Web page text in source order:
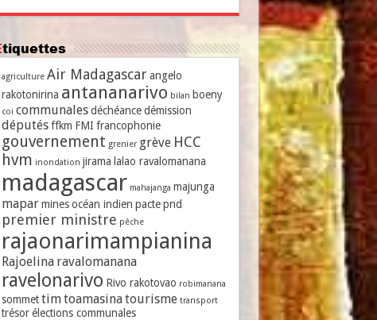
Étiquettes
agriculture Air Madagascar angelo
rakotonirina antananarivo bilan boeny
coi communales déchéance démission
députés ffkm FMI francophonie
gouvernement grenier grève HCC
hvm inondation jirama lalao ravalomanana
madagascar mahajanga majunga
mapar mines océan indien pacte pnd
premier ministre pêche
rajaonarimampianina
Rajoelina ravalomanana
ravelonarivo Rivo rakotovao robimanana
sommet timtoamasinatourisme transport
trésor élections communales